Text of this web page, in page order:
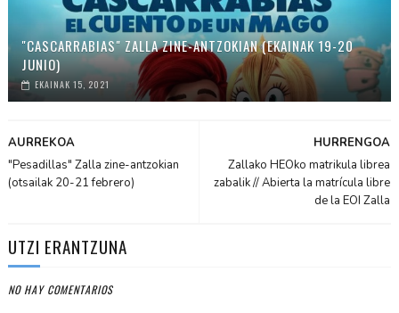
"CASCARRABIAS" ZALLA ZINE-ANTZOKIAN (EKAINAK 19-20
JUNIO)
EKAINAK 15, 2021
HURRENGOA
Zallako HEOko matrikula librea
zabalik // Abierta la matrícula libre
de la EOI Zalla
AURREKOA
"Pesadillas" Zalla zine-antzokian
(otsailak 20-21 febrero)
UTZI ERANTZUNA
NO HAY COMENTARIOS